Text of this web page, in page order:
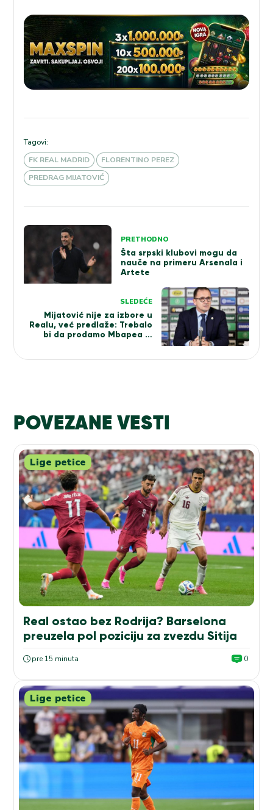
Tagovi:
FK REAL MADRID
FLORENTINO PEREZ
PREDRAG MIJATOVIĆ
Kretanje
članka
PRETHODNO
Šta srpski klubovi mogu da
nauče na primeru Arsenala i
Artete
SLEDEĆE
Mijatović nije za izbore u
Realu, već predlaže: Trebalo
bi da prodamo Mbapea ili
POVEZANE VESTI
Lige petice
Real ostao bez Rodrija? Barselona
preuzela pol poziciju za zvezdu Sitija
pre 15 minuta 0
Lige petice